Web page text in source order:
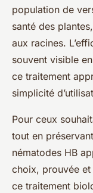
population de
santé des
aux racines.
souvent visible
ce traitement
simplicité
Pour ceux
tout en
nématodes HB
choix, prouvée
ce traitement